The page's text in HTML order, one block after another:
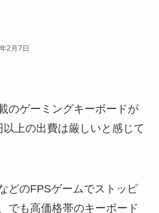
2月7日
のゲーミングキーボードが
上の出費は厳しいと感じて
どのFPSゲームでストッピ
でも高価格帯のキーボード